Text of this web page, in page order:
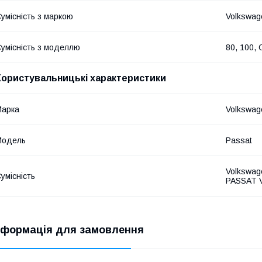
з маркою
з моделлю 80, 100,
характеристики
Passat
PASSAT
для замовлення